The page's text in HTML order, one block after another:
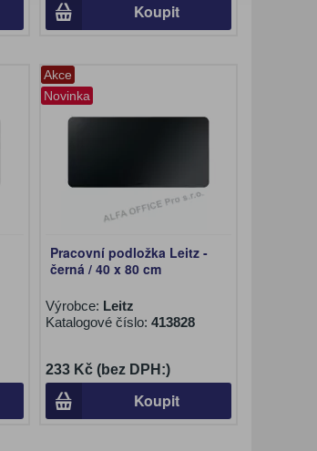
Koupit
Akce
Novinka
Pracovní podložka Leitz -
černá / 40 x 80 cm
Výrobce: Leitz
Katalogové číslo: 413828
233 Kč (bez DPH:)
Koupit